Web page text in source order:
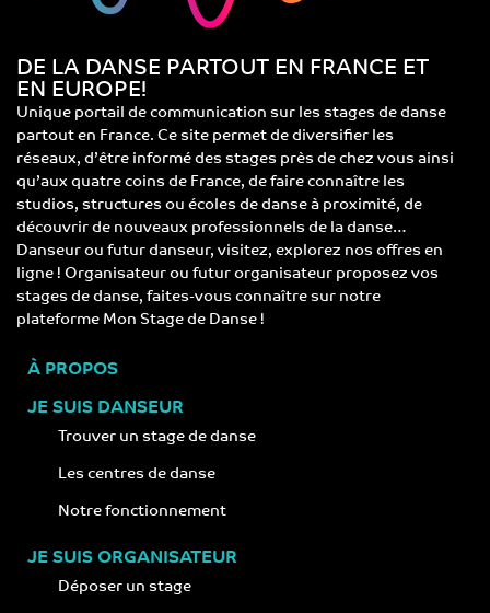
DE LA DANSE PARTOUT EN FRANCE ET
EN EUROPE!
Unique portail de communication sur les stages de danse
partout en France. Ce site permet de diversifier les
réseaux, d’être informé des stages près de chez vous ainsi
qu’aux quatre coins de France, de faire connaître les
studios, structures ou écoles de danse à proximité, de
découvrir de nouveaux professionnels de la danse…
Danseur ou futur danseur, visitez, explorez nos offres en
ligne ! Organisateur ou futur organisateur proposez vos
stages de danse, faites-vous connaître sur notre
plateforme Mon Stage de Danse !
À PROPOS
JE SUIS DANSEUR
Trouver un stage de danse
Les centres de danse
Notre fonctionnement
JE SUIS ORGANISATEUR
Déposer un stage